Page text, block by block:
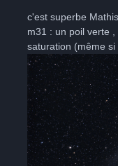
c'est superbe Mathis
m31 : un poil verte
saturation (même